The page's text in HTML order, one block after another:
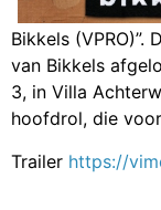
Bikkels (VPRO)”.
van Bikkels
3, in Villa
hoofdrol, die
Trailer https://